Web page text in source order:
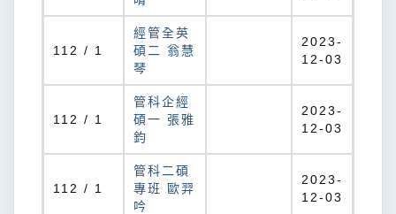
112 / 1
經管全英
碩二 翁慧
琴
2023-
12-03
112 / 1
管科企經
碩一 張雅
鈞
2023-
12-03
112 / 1
管科二碩
專班 歐羿
吟
2023-
12-03